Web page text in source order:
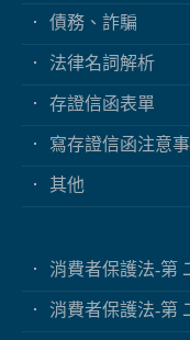
債務、詐騙
法律名詞解析
存證信函表單
寫存證信函注意
其他
消費者保護法-第
消費者保護法-第